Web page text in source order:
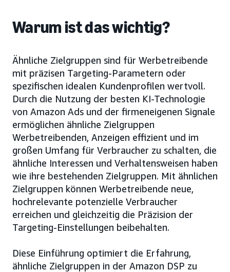
Warum ist das wichtig?
Ähnliche Zielgruppen sind für Werbetreibende
mit präzisen Targeting-Parametern oder
spezifischen idealen Kundenprofilen wertvoll.
Durch die Nutzung der besten KI-Technologie
von Amazon Ads und der firmeneigenen Signale
ermöglichen ähnliche Zielgruppen
Werbetreibenden, Anzeigen effizient und im
großen Umfang für Verbraucher zu schalten, die
ähnliche Interessen und Verhaltensweisen haben
wie ihre bestehenden Zielgruppen. Mit ähnlichen
Zielgruppen können Werbetreibende neue,
hochrelevante potenzielle Verbraucher
erreichen und gleichzeitig die Präzision der
Targeting-Einstellungen beibehalten.
Diese Einführung optimiert die Erfahrung,
ähnliche Zielgruppen in der Amazon DSP zu